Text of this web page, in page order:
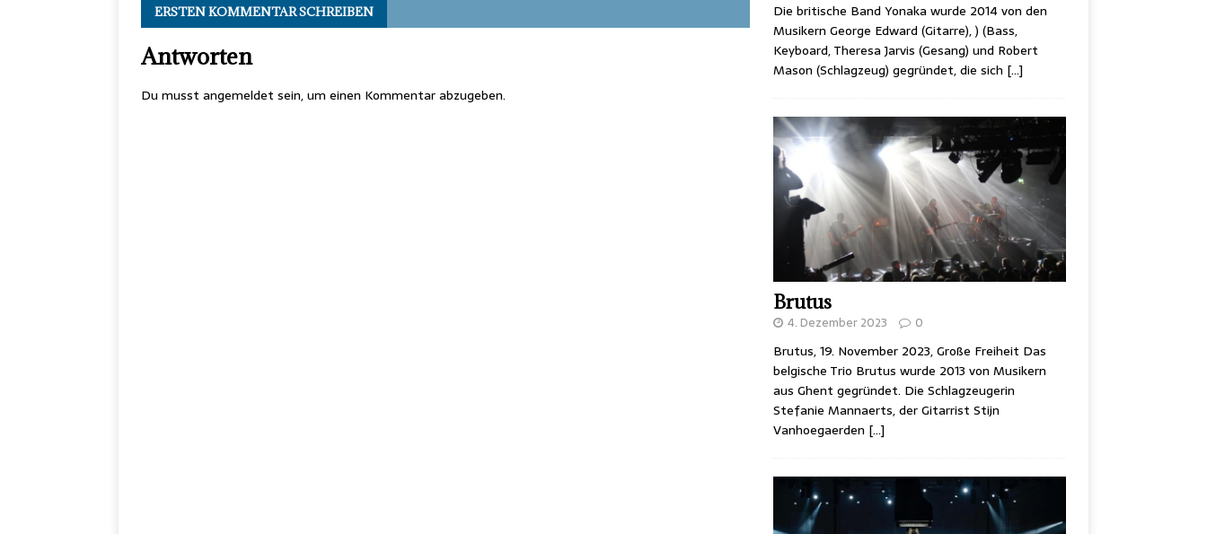
ERSTEN KOMMENTAR SCHREIBEN
Antworten
Du musst angemeldet sein, um einen Kommentar abzugeben.
Die britische Band Yonaka wurde 2014 von den
Musikern George Edward (Gitarre), ) (Bass,
Keyboard, Theresa Jarvis (Gesang) und Robert
Mason (Schlagzeug) gegründet, die sich […]
Brutus
4. Dezember 2023 0
Brutus, 19. November 2023, Große Freiheit Das
belgische Trio Brutus wurde 2013 von Musikern
aus Ghent gegründet. Die Schlagzeugerin
Stefanie Mannaerts, der Gitarrist Stijn
Vanhoegaerden […]